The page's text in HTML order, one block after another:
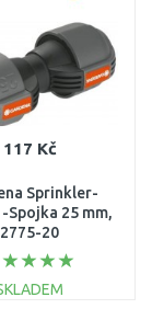
117 Kč
Sprinkler-
-Spojka 25 mm,
2775-20